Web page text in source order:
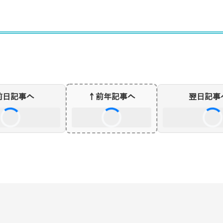
前日・翌日リンクを読み込み中...
記事へ ↑前年記事へ 翌日記